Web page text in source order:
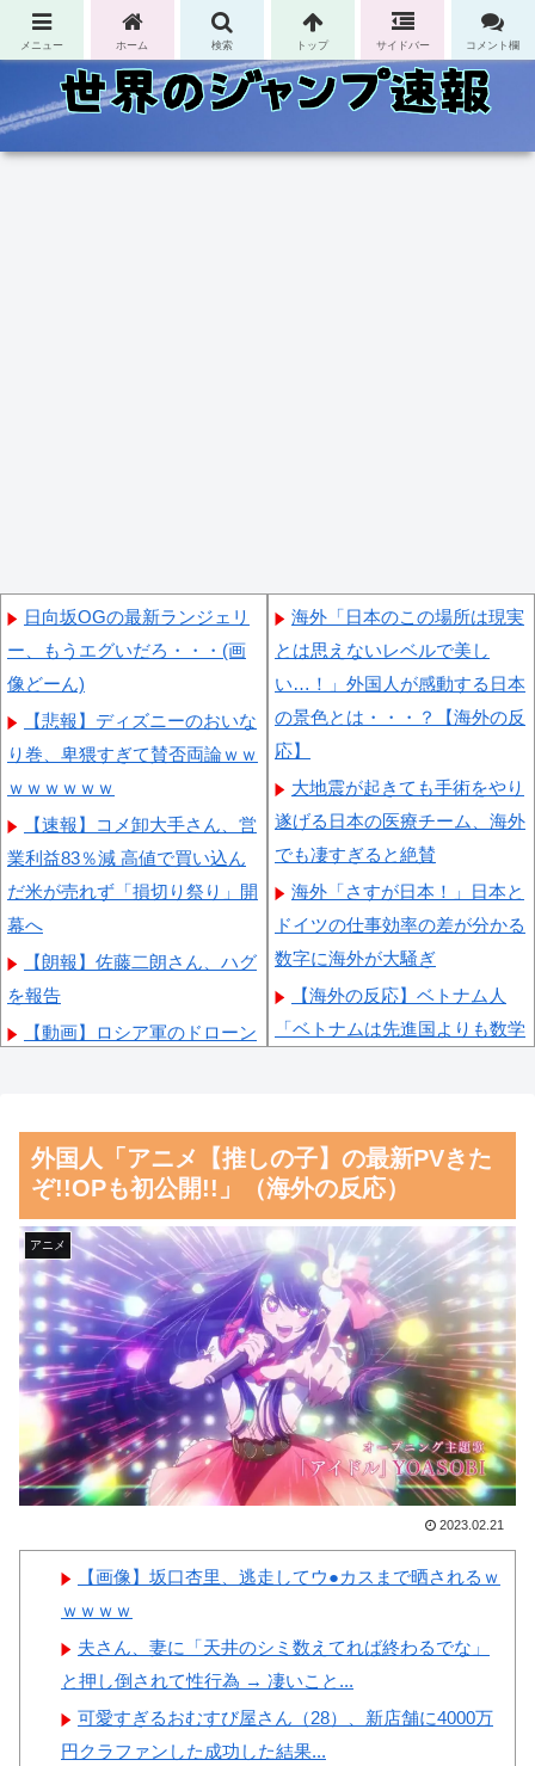
コンテンツへスキップ
日向坂OGの最新ランジェリ
ー、もうエグいだろ・・・(画
像どーん)
【悲報】ディズニーのおいな
り巻、卑猥すぎて賛否両論ｗｗ
ｗｗｗｗｗｗ
【速報】コメ卸大手さん、営
業利益83％減 高値で買い込ん
だ米が売れず「損切り祭り」開
幕へ
【朗報】佐藤二朗さん、ハグ
を報告
【動画】ロシア軍のドローン
【朗報】齋藤飛鳥、前屈みで
完全に見えてる動画が拡散され
てしまう…
磁気嵐、地球由来のイオンが
主導…JAXAの衛星「あらせ」
が観測！
舌を絡ませて、唾液交換して
── ちゅっちゅしながらの濃厚
エッ画像♪
海外「日本よ、お前がナンバ
ーワンだ」 熊本地震直後の日
撃
【画像】顔100点、体30点の
女ｗｗｗ
Powered by livedoor 相互RSS
海外「日本のこの場所は現実
とは思えないレベルで美し
い…！」外国人が感動する日本
の景色とは・・・？【海外の反
応】
大地震が起きても手術をやり
遂げる日本の医療チーム、海外
でも凄すぎると絶賛
海外「さすが日本！」日本と
ドイツの仕事効率の差が分かる
数字に海外が大騒ぎ
【海外の反応】ベトナム人
「ベトナムは先進国よりも数学
海外10代「日本を好意的に見
ている？それとも否定的に見て
いる？投票結果がこちら」
韓国人「我が国がクウェート
戦で行った審判買収が本当に深
刻である理由がこちら…」
→「これはダメなやつ…（ﾌﾞﾙ
ﾌﾞﾙ」＝韓国の反応
韓国人「“韓国サッカー”性接
待の試合結果をご覧ください」
→「マッサージ効果は間違いな
いねｗ」「これが本当のベッド
韓国人「過去のW杯で韓国代
るように注射していたものがこ
ちら…」→「恥ずかしい…（ﾌﾞ
ﾙﾌﾞﾙ」＝韓国の反応
韓国人「日本の耐震設計技術
外国人「アニメ【推しの子】の最新PVきた
ぞ!!OPも初公開!!」（海外の反応）
アニメ
2023.02.21
【画像】坂口杏里、逃走してウ●カスまで晒されるｗ
ｗｗｗｗ
夫さん、妻に「天井のシミ数えてれば終わるでな」
と押し倒されて性行為 → 凄いこと...
可愛すぎるおむすび屋さん（28）、新店舗に4000万
円クラファンした成功した結果...
メニュー ホーム 検索 トップ サイドバー コメント欄